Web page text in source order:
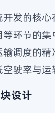
发的核心
环节的
调度的
驶率与运
设计